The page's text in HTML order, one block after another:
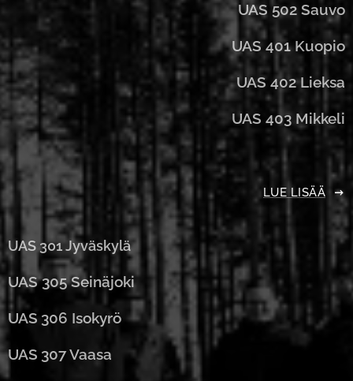
UAS 502 Sauvo
UAS 401 Kuopio
UAS 402 Lieksa
UAS 403 Mikkeli
LUE LISÄÄ
UAS 301 Jyväskylä
UAS 305 Seinäjoki
UAS 306 Isokyrö
UAS 307 Vaasa